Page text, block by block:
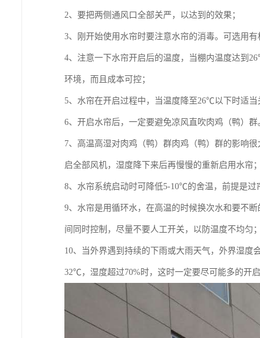
2、要把两侧通风口全部关严，以达到的效果；
3、刚开始使用水帘时要注意水帘的消毒。可选用
4、注意一下水帘开启后的温度，当棚内温度达到
环境，而且成本可控；
5、水帘在开启过程中，当温度降至26℃以下时适当
6、开启水帘后，一定要避免凉风直吹肉鸡（鸭）
7、高温高湿对肉鸡（鸭）群肉鸡（鸭）群的影响
启全部风机，湿度降下来后再慢慢的重新启用水帘；
8、水帘系统启动时可降低5-10℃的舍温，前提是过
9、水帘是用循环水，在高温的时候换次水和要不
间同时控制，尽量不要人工开关，以防温度不均匀；
10、当外界遇到持续的下雨或大雨天气，外界湿度
32℃，湿度超过70%时，这时一定要尽可能多的开